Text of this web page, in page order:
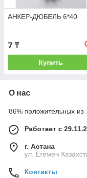
АНКЕР-ДЮБЕЛЬ 6*40
7 ₸
Купить
О нас
86% положительных из
Работает с
г. Астана
ул. Егемен
Контакты